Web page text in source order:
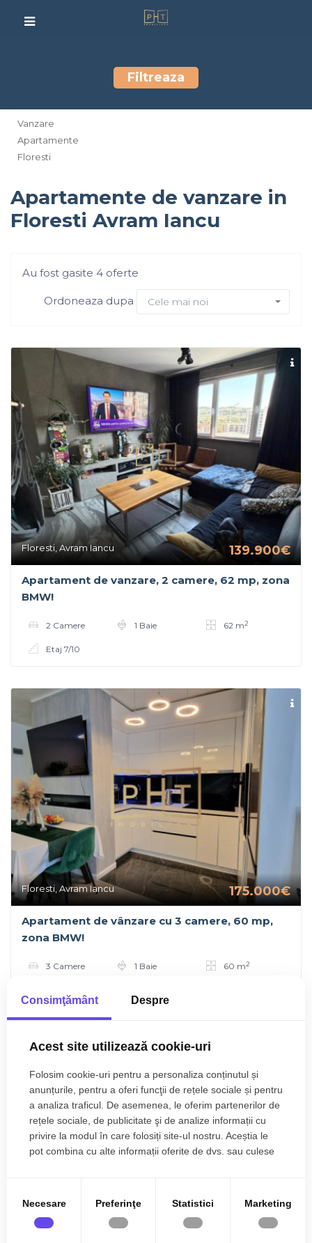
Filtreaza
Vanzare
Apartamente
Floresti
Apartamente de vanzare in
Floresti Avram Iancu
Au fost gasite 4 oferte
Ordoneaza dupa Cele mai noi
Floresti, Avram Iancu 139.900€
Apartament de vanzare, 2 camere, 62 mp, zona
BMW!
2 Camere 1 Baie 62 m2
Etaj 7/10
Floresti, Avram Iancu 175.000€
Apartament de vânzare cu 3 camere, 60 mp,
zona BMW!
3 Camere 1 Baie 60 m2
Floresti, Avram Iancu 138.500€
Consimţământ Despre
Acest site utilizează cookie-uri
Folosim cookie-uri pentru a personaliza conținutul și
anunțurile, pentru a oferi funcţii de rețele sociale și pentru
a analiza traficul. De asemenea, le oferim partenerilor de
rețele sociale, de publicitate şi de analize informații cu
privire la modul în care folosiți site-ul nostru. Aceștia le
pot combina cu alte informații oferite de dvs. sau culese
Necesare Preferinţe Statistici Marketing